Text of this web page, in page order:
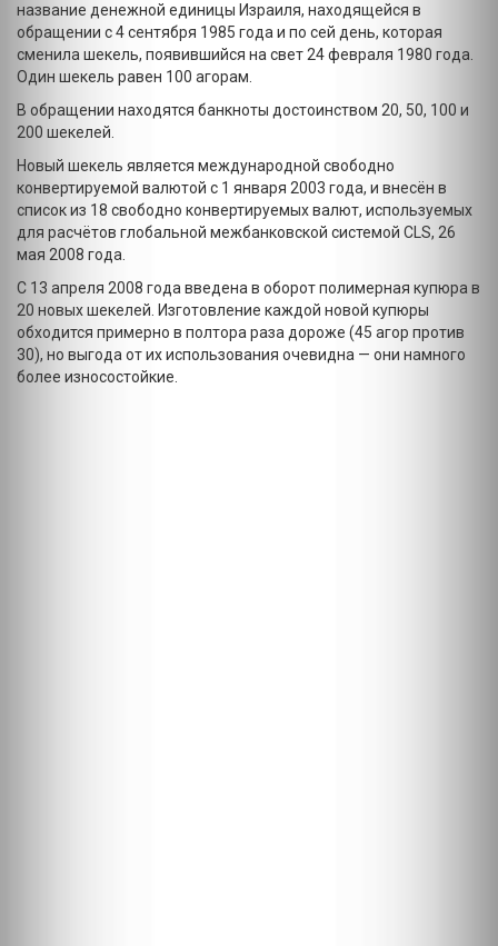
название денежной единицы Израиля, находящейся в
обращении с 4 сентября 1985 года и по сей день, которая
сменила шекель, появившийся на свет 24 февраля 1980 года.
Один шекель равен 100 агорам.
В обращении находятся банкноты достоинством 20, 50, 100 и
200 шекелей.
Новый шекель является международной свободно
конвертируемой валютой с 1 января 2003 года, и внесён в
список из 18 свободно конвертируемых валют, используемых
для расчётов глобальной межбанковской системой CLS, 26
мая 2008 года.
С 13 апреля 2008 года введена в оборот полимерная купюра в
20 новых шекелей. Изготовление каждой новой купюры
обходится примерно в полтора раза дороже (45 агор против
30), но выгода от их использования очевидна — они намного
более износостойкие.